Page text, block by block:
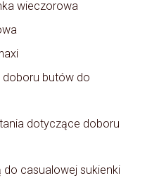
wieczorowa
butów do
dotyczące doboru
do casualowej sukienki